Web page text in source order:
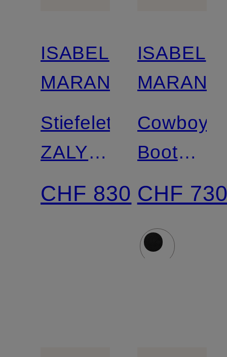
ISABEL
MARANT
Stiefeletten
ZALYA
mit
Nieten
CHF 830
ISABEL
MARANT
Cowboy
Boots
DUERTO
CHF